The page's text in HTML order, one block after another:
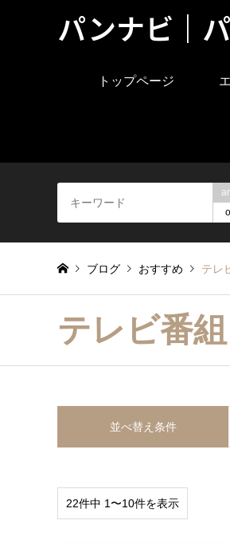
パンナビ｜
トップページ
ブログ おすすめ テレ
テレビ番組
並べ替え条件
22件中 1〜10件を表示